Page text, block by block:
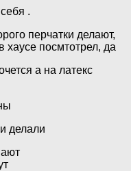
.
перчатки делают,
хаусе посмтотрел, да
а на латекс
делали